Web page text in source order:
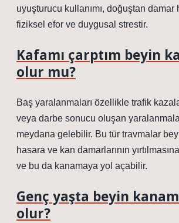
uyuşturucu kullanımı, doğuştan damar
fiziksel efor ve duygusal strestir.
Kafamı çarptım beyin
olur mu?
Baş yaralanmaları özellikle trafik
veya darbe sonucu oluşan
meydana gelebilir. Bu tür travmalar
hasara ve kan damarlarının
ve bu da kanamaya yol açabilir.
Genç yaşta beyin
olur?